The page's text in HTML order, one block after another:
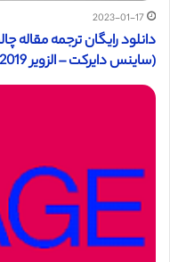
2023-01-17
دانلود رایگان ترجمه مقاله
(ساینس دایرکت – الزویر 2019)